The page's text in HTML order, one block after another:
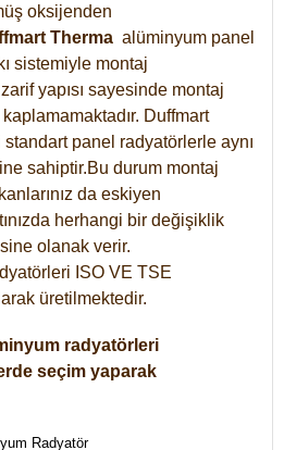
oksijenden
Therma alüminyum panel
sistemiyle montaj
yapısı sayesinde montaj
Duffmart
panel radyatörlerle aynı
sahiptir.Bu durum montaj
da eskiyen
herhangi bir değişiklik
olanak verir.
ISO VE TSE
üretilmektedir.
radyatörleri
seçim yaparak